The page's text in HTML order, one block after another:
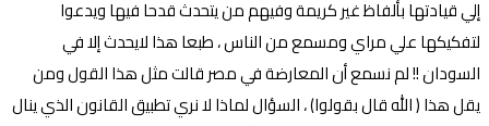
إلي قيادتها بألفاظ غير كريمة وفيهم من يتحدث قدحا فيها ويدعوا
لتفكيكها علي مراي ومسمع من الناس ، طبعا هذا لايحدث إلا في
السودان !! لم نسمع أن المعارضة في مصر قالت مثل هذا القول ومن
يقل هذا ( الله قال بقولوا) ، السؤال لماذا لا نري تطبيق القانون الذي ينال